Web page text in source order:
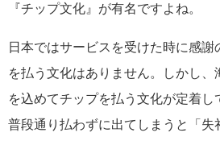
『チップ文化』が有名ですよね。
日本ではサービスを受けた時に感
を払う文化はありません。しかし、
を込めてチップを払う文化が定着し
普段通り払わずに出てしまうと「失